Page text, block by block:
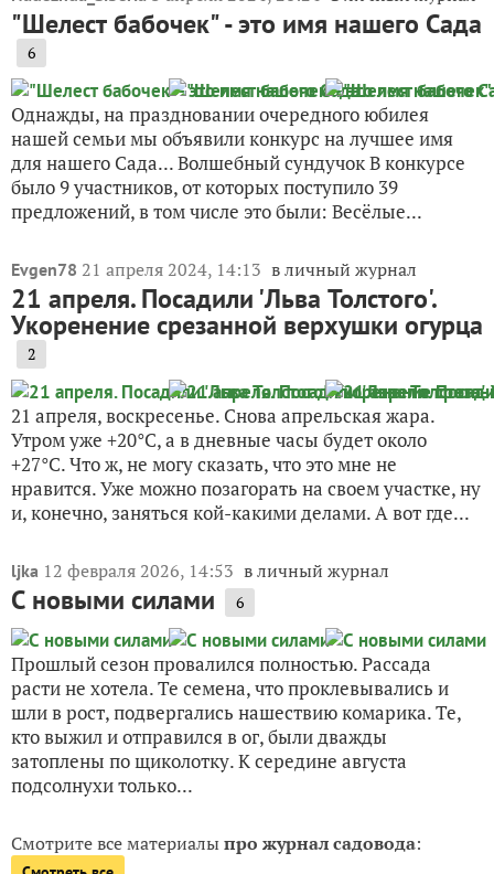
"Шелест бабочек" - это имя нашего Сада
6
Однажды, на праздновании очередного юбилея
нашей семьи мы объявили конкурс на лучшее имя
для нашего Сада... Волшебный сундучок В конкурсе
было 9 участников, от которых поступило 39
предложений, в том числе это были: Весёлые...
Evgen78 21 апреля 2024, 14:13 в личный журнал
21 апреля. Посадили 'Льва Толстого'.
Укоренение срезанной верхушки огурца
2
21 апреля, воскресенье. Снова апрельская жара.
Утром уже +20°C, а в дневные часы будет около
+27°C. Что ж, не могу сказать, что это мне не
нравится. Уже можно позагорать на своем участке, ну
и, конечно, заняться кой-какими делами. А вот где...
ljka 12 февраля 2026, 14:53 в личный журнал
С новыми силами 6
Прошлый сезон провалился полностью. Рассада
расти не хотела. Те семена, что проклевывались и
шли в рост, подвергались нашествию комарика. Те,
кто выжил и отправился в ог, были дважды
затоплены по щиколотку. К середине августа
подсолнухи только...
Смотрите все материалыпро журнал садовода: